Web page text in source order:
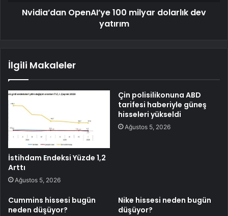
Nvidia’dan OpenAI’ye 100 milyar dolarlık dev
yatırım
İlgili Makaleler
İstihdam Endeksi Yüzde 1,2
Arttı
Ağustos 5, 2026
Çin polisilikonuna ABD
tarifesi haberiyle güneş
hisseleri yükseldi
Ağustos 5, 2026
Cummins hissesi bugün
neden düşüyor?
Nike hissesi neden bugün
düşüyor?